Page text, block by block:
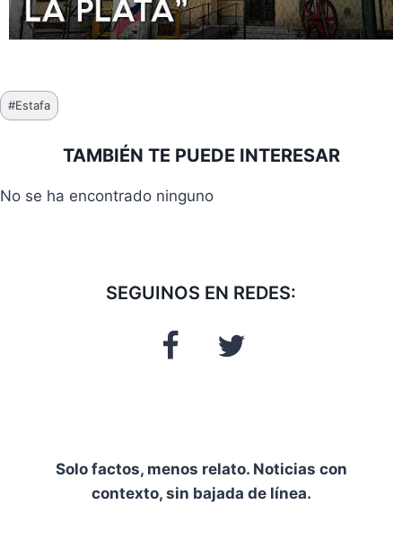
Etiquetas
de
#Estafa
TAMBIÉN TE PUEDE INTERESAR
No se ha encontrado ninguno
SEGUINOS EN REDES:
Solo factos, menos relato. Noticias con
contexto, sin bajada de línea.